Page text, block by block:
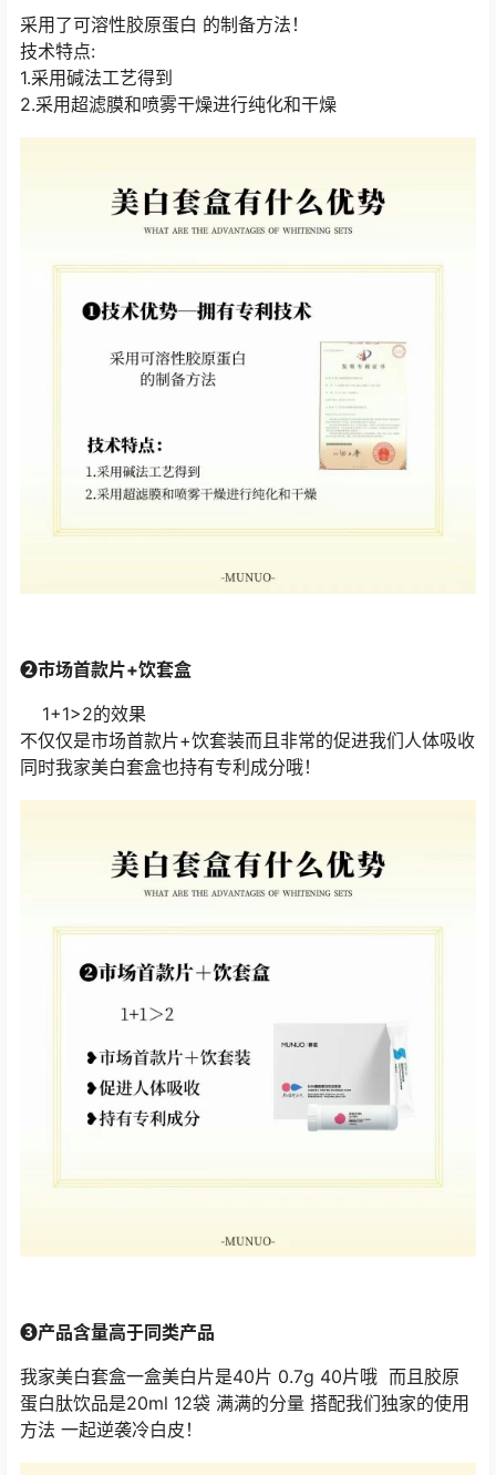
采用了可溶性胶原蛋白 的制备方法！
技术特点:
1.采用碱法工艺得到
2.采用超滤膜和喷雾干燥进行纯化和干燥
❷市场首款片+饮套盒
1+1>2的效果
不仅仅是市场首款片+饮套装而且非常的促进我们人体吸收
同时我家美白套盒也持有专利成分哦！
❸产品含量高于同类产品
我家美白套盒一盒美白片是40片 0.7g 40片哦 而且胶原
蛋白肽饮品是20ml 12袋 满满的分量 搭配我们独家的使用
方法 一起逆袭冷白皮！